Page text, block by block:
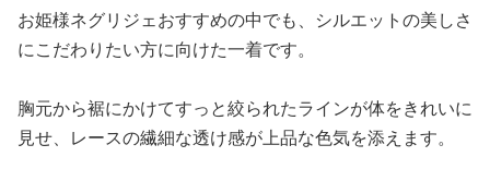
お姫様ネグリジェおすすめの中でも、シルエットの美しさ
にこだわりたい方に向けた一着です。
胸元から裾にかけてすっと絞られたラインが体をきれいに
見せ、レースの繊細な透け感が上品な色気を添えます。